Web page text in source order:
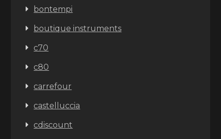
bontempi
boutique instruments
c70
c80
carrefour
castelluccia
cdiscount